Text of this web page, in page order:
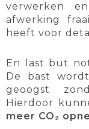
verwerken
afwerking
heeft voor
En last but
De bast
geoogst
Hierdoor
meer CO₂